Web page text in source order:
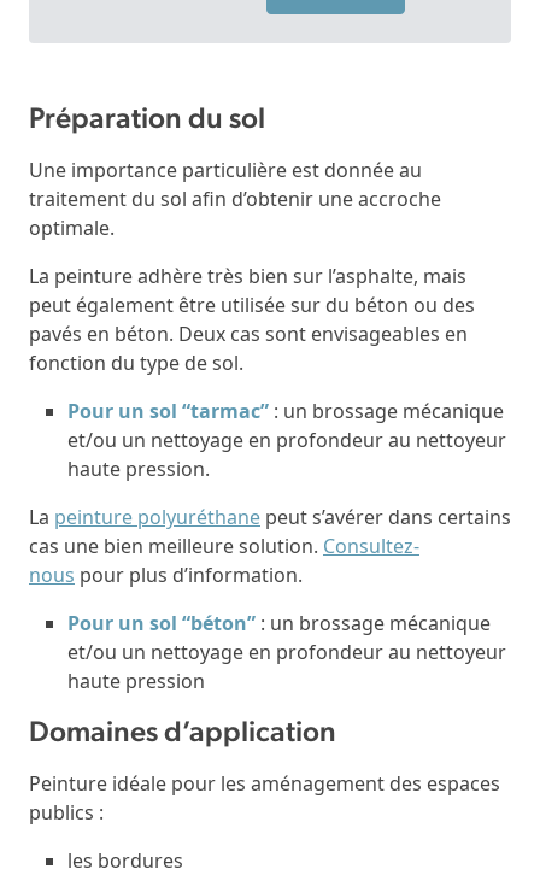
Préparation du sol
Une importance particulière est donnée au
traitement du sol afin d’obtenir une accroche
optimale.
La peinture adhère très bien sur l’asphalte, mais
peut également être utilisée sur du béton ou des
pavés en béton. Deux cas sont envisageables en
fonction du type de sol.
Pour un sol “tarmac” : un brossage mécanique
et/ou un nettoyage en profondeur au nettoyeur
haute pression.
La peinture polyuréthane peut s’avérer dans certains
cas une bien meilleure solution. Consultez-
nous pour plus d’information.
Pour un sol “béton” : un brossage mécanique
et/ou un nettoyage en profondeur au nettoyeur
haute pression
Domaines d’application
Peinture idéale pour les aménagement des espaces
publics :
les bordures